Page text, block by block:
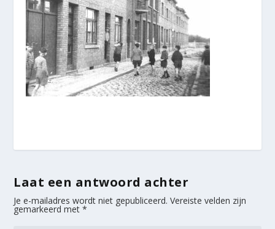
Laat een antwoord achter
Je e-mailadres wordt niet gepubliceerd. Vereiste velden zijn
gemarkeerd met*